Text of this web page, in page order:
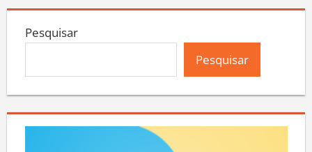
Pesquisar
Pesquisar